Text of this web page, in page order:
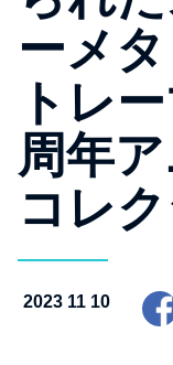
ーメ
トレ
周年
コレ
2023 11 10